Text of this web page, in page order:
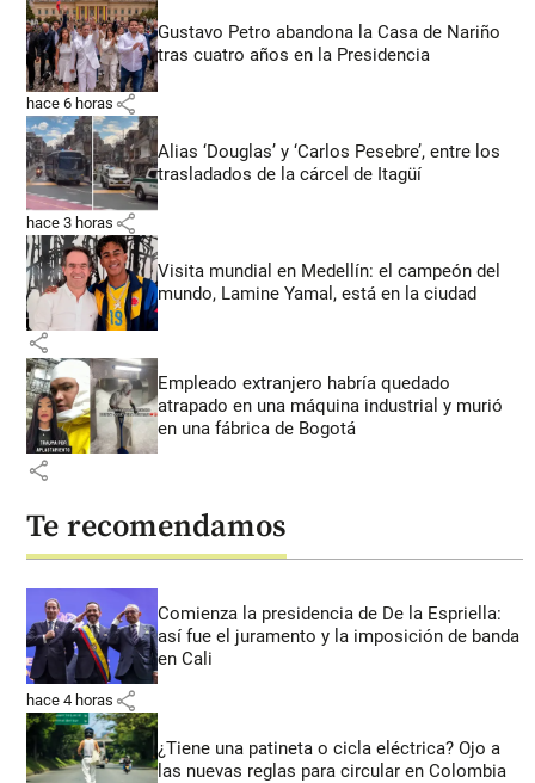
Gustavo Petro abandona la Casa de Nariño
tras cuatro años en la Presidencia
hace 6 horas share
Alias ‘Douglas’ y ‘Carlos Pesebre’, entre los
trasladados de la cárcel de Itagüí
hace 3 horas share
Visita mundial en Medellín: el campeón del
mundo, Lamine Yamal, está en la ciudad
share
Empleado extranjero habría quedado
atrapado en una máquina industrial y murió
en una fábrica de Bogotá
share
Te recomendamos
Comienza la presidencia de De la Espriella:
así fue el juramento y la imposición de banda
en Cali
hace 4 horas share
¿Tiene una patineta o cicla eléctrica? Ojo a
las nuevas reglas para circular en Colombia